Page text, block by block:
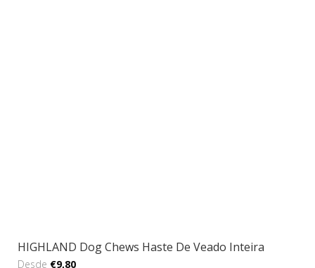
HIGHLAND Dog Chews Haste De Veado Inteira
Desde €9,80